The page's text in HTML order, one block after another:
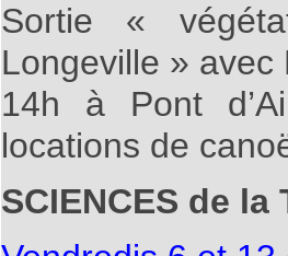
Sortie «
Longeville »
14h à Pont
locations de
SCIENCES de la